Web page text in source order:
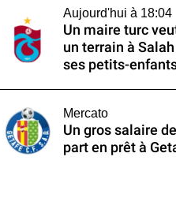
Aujourd'hui à 18:04
Un maire turc
un terrain à
ses petits-
Mercato
Un gros salaire
part en prêt à